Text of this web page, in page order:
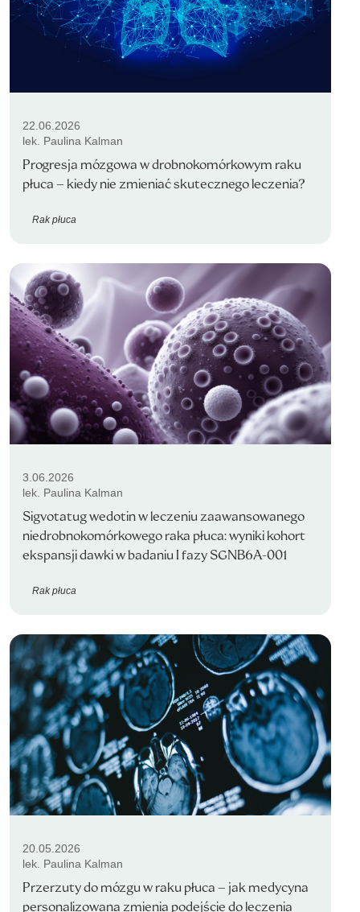
22.06.2026
lek. Paulina Kalman
Progresja mózgowa w drobnokomórkowym raku
płuca – kiedy nie zmieniać skutecznego leczenia?
Rak płuca
3.06.2026
lek. Paulina Kalman
Sigvotatug wedotin w leczeniu zaawansowanego
niedrobnokomórkowego raka płuca: wyniki kohort
ekspansji dawki w badaniu I fazy SGNB6A-001
Rak płuca
20.05.2026
lek. Paulina Kalman
Przerzuty do mózgu w raku płuca – jak medycyna
personalizowana zmienia podejście do leczenia